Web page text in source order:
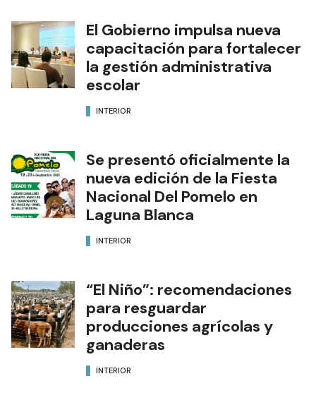
El Gobierno impulsa nueva
capacitación para fortalecer
la gestión administrativa
escolar
INTERIOR
Se presentó oficialmente la
nueva edición de la Fiesta
Nacional Del Pomelo en
Laguna Blanca
INTERIOR
“El Niño”: recomendaciones
para resguardar
producciones agrícolas y
ganaderas
INTERIOR